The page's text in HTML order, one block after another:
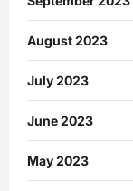
August 2023
July 2023
June 2023
May 2023